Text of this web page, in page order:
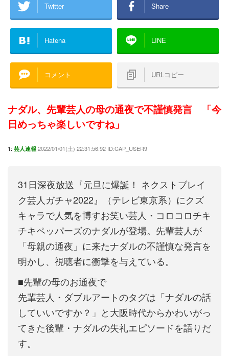
Twitter Share
Hatena LINE
コメント URLコピー
ナダル、先輩芸人の母の通夜で不謹慎発言 「今
日めっちゃ楽しいですね」
1: 芸人速報 2022/01/01(土) 22:31:56.92 ID:CAP_USER9
31日深夜放送『元旦に爆誕！ ネクストブレイ
ク芸人ガチャ2022』（テレビ東京系）にクズ
キャラで人気を博すお笑い芸人・コロコロチキ
チキペッパーズのナダルが登場。先輩芸人が
「母親の通夜」に来たナダルの不謹慎な発言を
明かし、視聴者に衝撃を与えている。
■先輩の母のお通夜で
先輩芸人・ダブルアートのタグは「ナダルの話
していいですか？」と大阪時代からかわいがっ
てきた後輩・ナダルの失礼エピソードを語りだ
す。